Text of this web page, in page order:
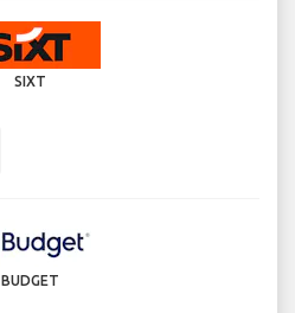
SIXT
BUDGET